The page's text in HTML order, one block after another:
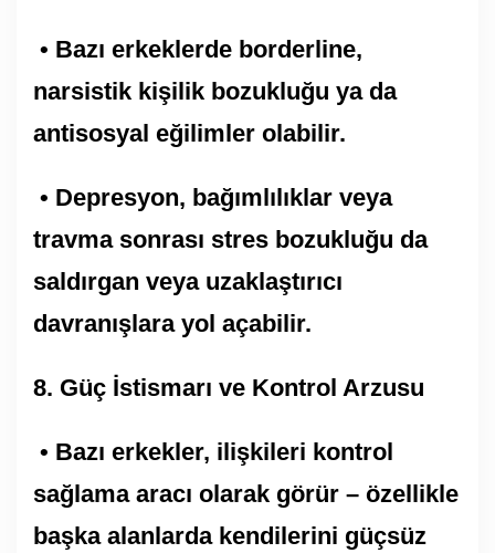
• Bazı erkeklerde borderline,
narsistik kişilik bozukluğu ya da
antisosyal eğilimler olabilir.
• Depresyon, bağımlılıklar veya
travma sonrası stres bozukluğu da
saldırgan veya uzaklaştırıcı
davranışlara yol açabilir.
8.⁠ ⁠Güç İstismarı ve Kontrol Arzusu
• Bazı erkekler, ilişkileri kontrol
sağlama aracı olarak görür – özellikle
başka alanlarda kendilerini güçsüz